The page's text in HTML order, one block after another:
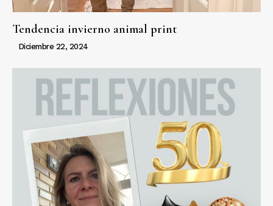
Tendencia invierno animal print
Diciembre 22, 2024